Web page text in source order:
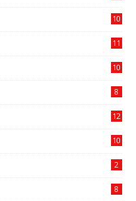
10
11
10
8
12
10
2
8